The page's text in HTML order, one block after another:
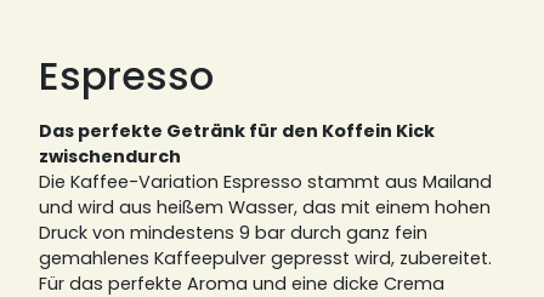
Espresso
Das perfekte Getränk für den Koffein Kick
zwischendurch
Die Kaffee-Variation Espresso stammt aus Mailand
und wird aus heißem Wasser, das mit einem hohen
Druck von mindestens 9 bar durch ganz fein
gemahlenes Kaffeepulver gepresst wird, zubereitet.
Für das perfekte Aroma und eine dicke Crema